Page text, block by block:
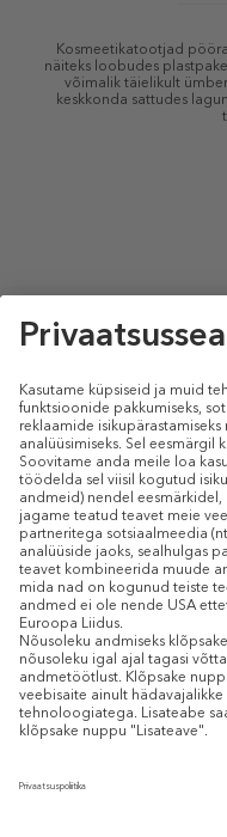
Kosmeetikatootjad
näiteks loobudes
võimalik täielikult
keskkonda sattudes